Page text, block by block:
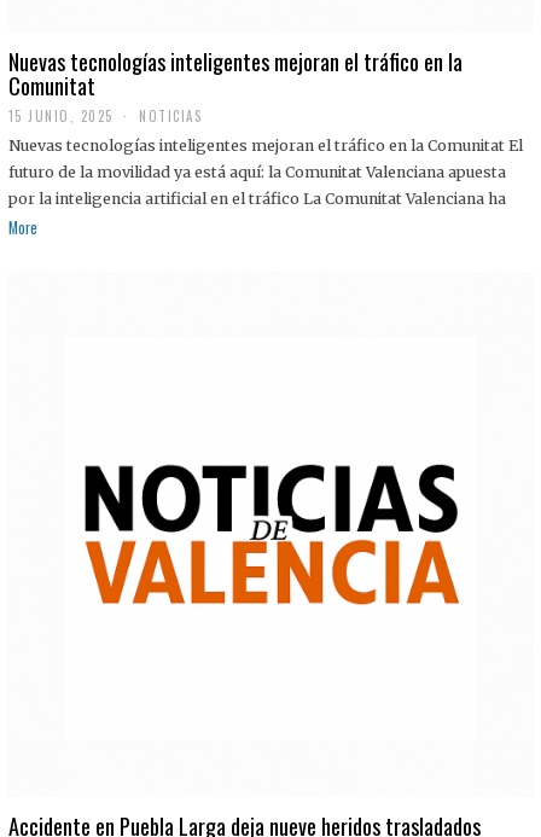
Nuevas tecnologías inteligentes mejoran el tráfico en la
Comunitat
15 JUNIO, 2025 NOTICIAS
Nuevas tecnologías inteligentes mejoran el tráfico en la Comunitat El
futuro de la movilidad ya está aquí: la Comunitat Valenciana apuesta
por la inteligencia artificial en el tráfico La Comunitat Valenciana ha
More
Accidente en Puebla Larga deja nueve heridos trasladados